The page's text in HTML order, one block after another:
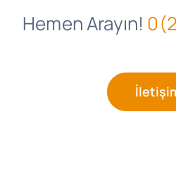
Hemen Arayın!